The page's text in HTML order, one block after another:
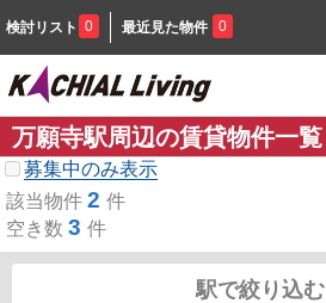
検討リスト 0 最近見た物件 0
万願寺駅周辺の賃貸物件一覧
募集中のみ表示
該当物件 2 件
空き数 3 件
駅で絞り込む